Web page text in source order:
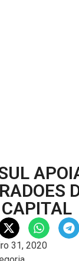
31, 2020